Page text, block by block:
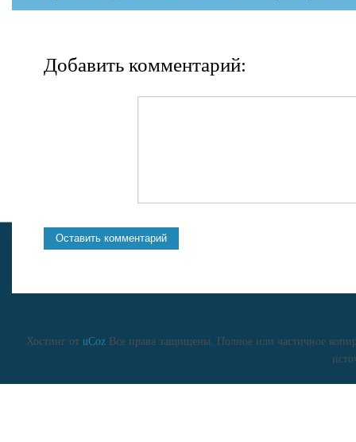
Добавить комментарий:
Хостинг от uCozВсе права защищены. Полное или частичное